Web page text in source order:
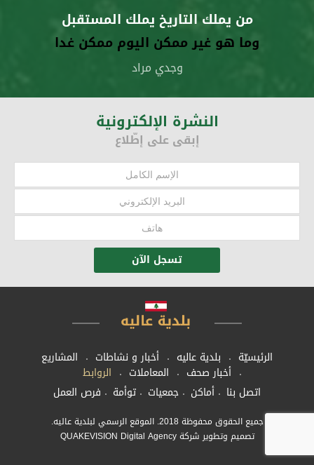
من يملك التاريخ يملك المستقبل
وما هو غير ممكن اليوم ممكن غدا
وجدي مراد
النشرة الإلكترونية
إبقى على إطّلاع
تسجل الآن
الرئيسيّة بلدية عاليه أخبار و نشاطات
المشاريع
أخبار صحف
المعاملات
الروابط
اتصل بنا
أماكن جمعيات توأمة فرص العمل
جميع الحقوق محفوظة 2018. الموقع الرسمي لبلدية عاليه.
تصميم وتطوير شركة QUAKEVISION Digital Agency